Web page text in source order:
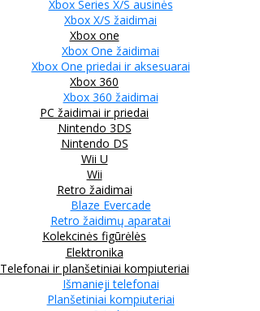
Xbox Series X/S ausinės
Xbox X/S žaidimai
Xbox one
Xbox One žaidimai
Xbox One priedai ir aksesuarai
Xbox 360
Xbox 360 žaidimai
PC žaidimai ir priedai
Nintendo 3DS
Nintendo DS
Wii U
Wii
Retro žaidimai
Blaze Evercade
Retro žaidimų aparatai
Kolekcinės figūrėlės
Elektronika
Telefonai ir planšetiniai kompiuteriai
Išmanieji telefonai
Planšetiniai kompiuteriai